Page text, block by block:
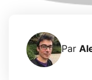
Par